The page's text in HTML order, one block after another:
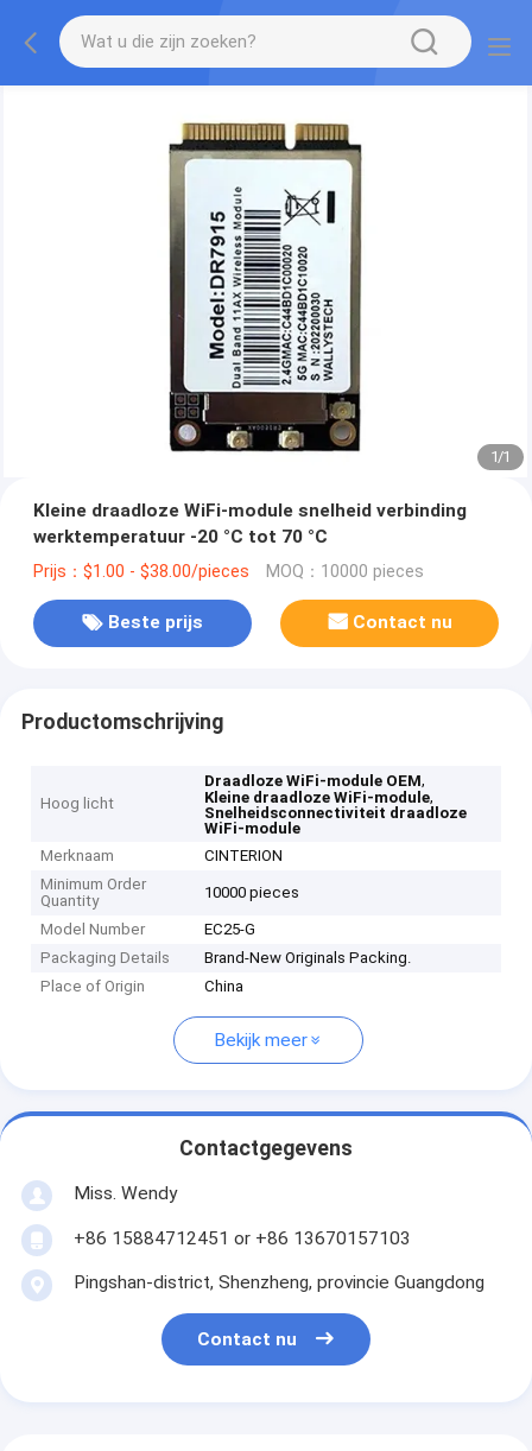
1/1
Kleine draadloze WiFi-module snelheid verbinding
werktemperatuur -20 °C tot 70 °C
Prijs：$1.00 - $38.00/pieces MOQ：10000 pieces
Beste prijs Contact nu
Productomschrijving
Hoog licht
Draadloze WiFi-module OEM,
Kleine draadloze WiFi-module,
Snelheidsconnectiviteit draadloze
WiFi-module
Merknaam
CINTERION
Minimum Order
Quantity
10000 pieces
Model Number
EC25-G
Packaging Details
Brand-New Originals Packing.
Place of Origin
China
Bekijk meer
Contactgegevens
Miss. Wendy
+86 15884712451 or +86 13670157103
Pingshan-district, Shenzheng, provincie Guangdong
Contact nu